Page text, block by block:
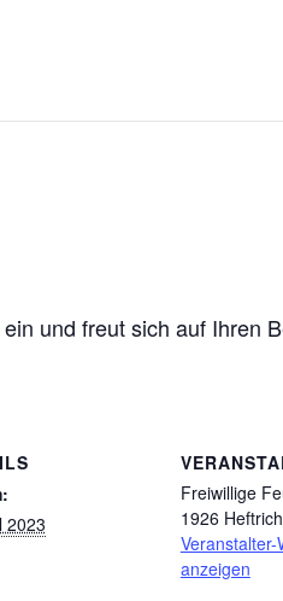
und freut sich auf Ihren
2023
Freiwillige
1926
Veranstalter-
anzeigen